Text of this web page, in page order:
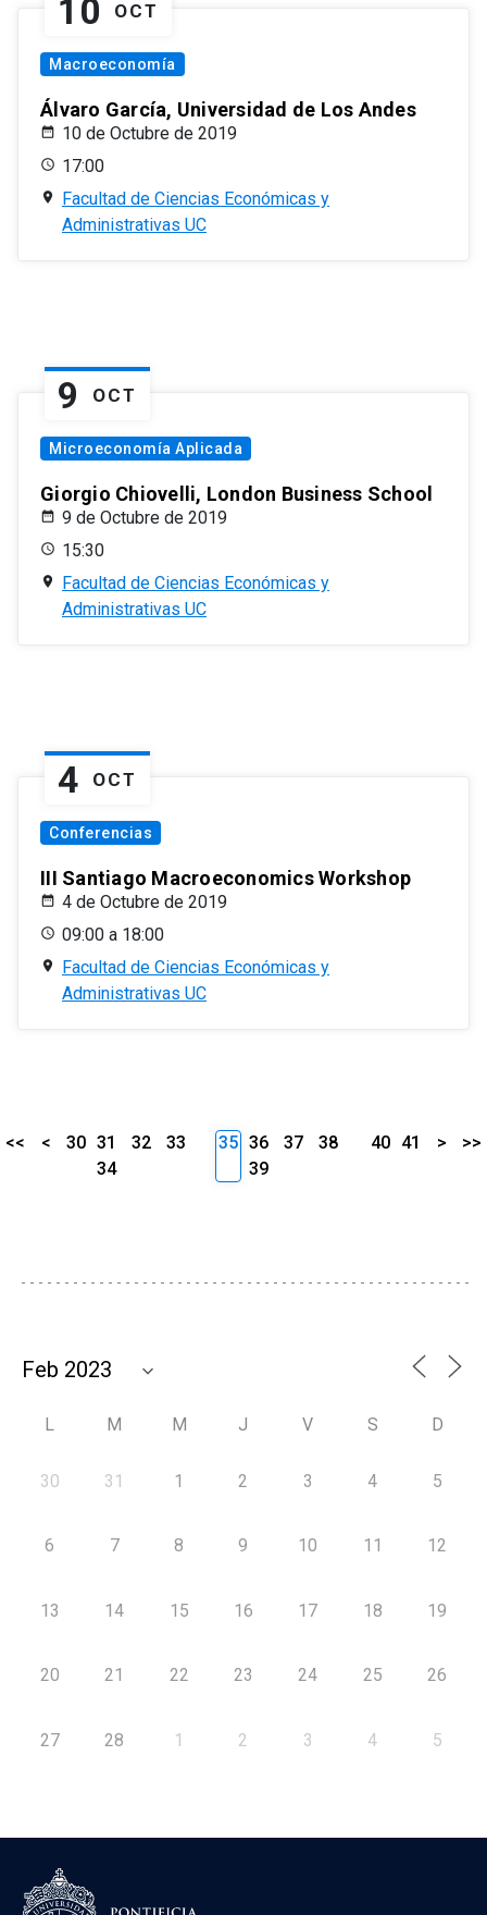
10 OCT
Macroeconomía
Álvaro García, Universidad de Los Andes
10 de Octubre de 2019
17:00
Facultad de Ciencias Económicas y
Administrativas UC
9 OCT
Microeconomía Aplicada
Giorgio Chiovelli, London Business School
9 de Octubre de 2019
15:30
Facultad de Ciencias Económicas y
Administrativas UC
4 OCT
Conferencias
III Santiago Macroeconomics Workshop
4 de Octubre de 2019
09:00 a 18:00
Facultad de Ciencias Económicas y
Administrativas UC
<< < 30 31 32
33
34
35 36 37
38
39
40 41 > >>
L M M J V S D
30 31 1 2 3 4 5
6 7 8 9 10 11 12
13 14 15 16 17 18 19
20 21 22 23 24 25 26
27 28 1 2 3 4 5